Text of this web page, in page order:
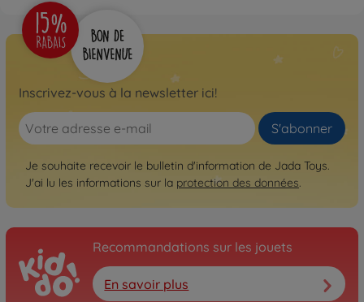
Inscrivez-vous à la newsletter ici!
S'abonner
Je souhaite recevoir le bulletin d'information de Jada Toys.
J'ai lu les informations sur la protection des données.
Recommandations sur les jouets
En savoir plus